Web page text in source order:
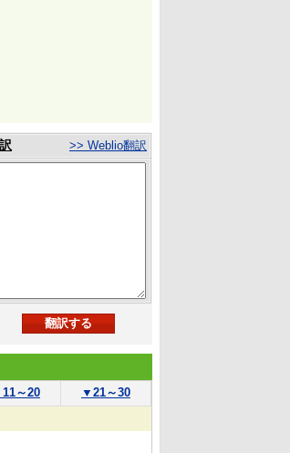
>> Weblio翻訳
11～20 ▼ 21～30